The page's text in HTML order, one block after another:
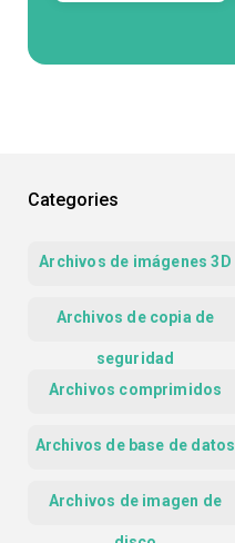
Categories
Archivos de imágenes 3D
Archivos de copia de
seguridad
Archivos comprimidos
Archivos de base de datos
Archivos de imagen de